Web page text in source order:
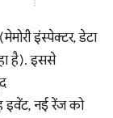
इंस्पेक्टर, डेटा
है). इससे
इवेंट, नई रेंज को